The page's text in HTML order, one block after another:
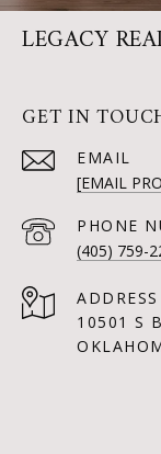
LEGACY
GET IN
EMAIL
[EMAIL
PHONE
(405) 759-
ADDRESS
10501 S